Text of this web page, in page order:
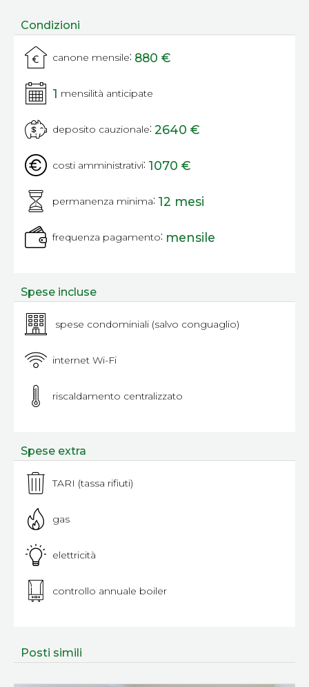
Condizioni
canone mensile: 880 €
1 mensilità anticipate
deposito cauzionale: 2640 €
costi amministrativi: 1070 €
permanenza minima: 12 mesi
frequenza pagamento: mensile
Spese incluse
spese condominiali (salvo conguaglio)
internet Wi-Fi
riscaldamento centralizzato
Spese extra
TARI (tassa rifiuti)
gas
elettricità
controllo annuale boiler
Posti simili